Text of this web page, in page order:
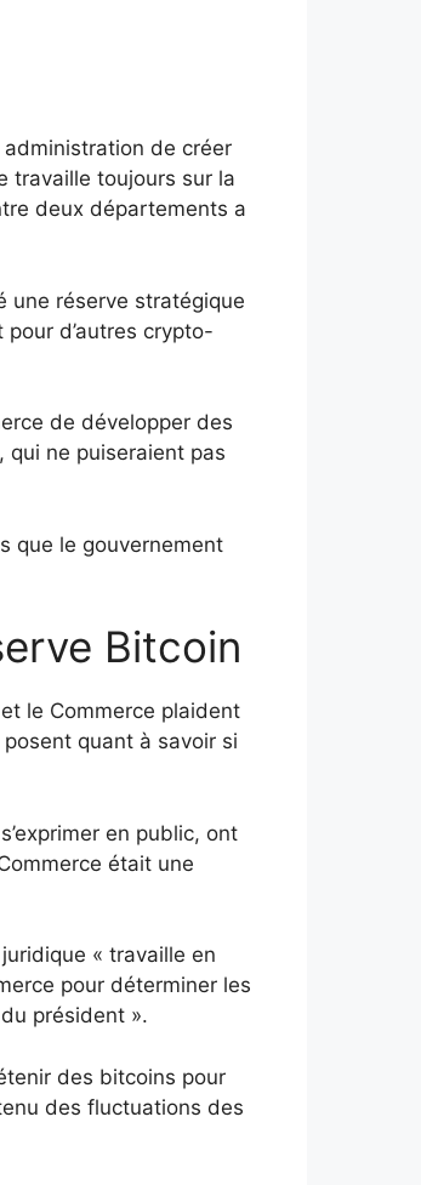
de créer
travaille toujours sur la
deux départements a
une réserve stratégique
d’autres crypto-
de développer des
qui ne puiseraient pas
que le gouvernement
Bitcoin
le Commerce plaident
quant à savoir si
en public, ont
était une
« travaille en
pour déterminer les
président ».
des bitcoins pour
des fluctuations des